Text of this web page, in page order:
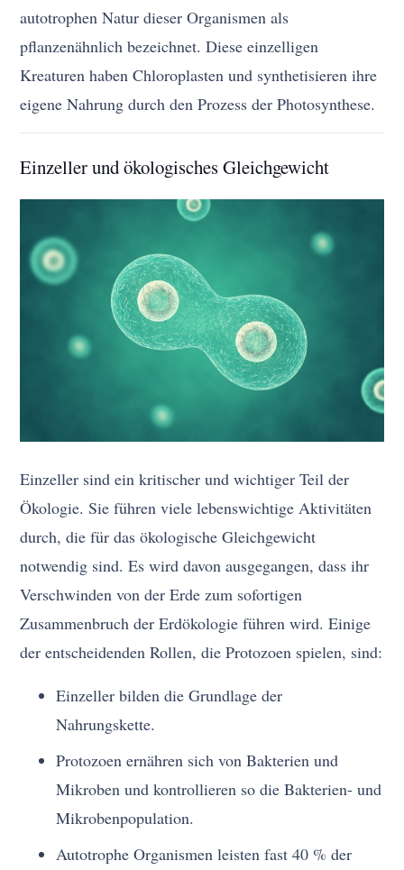
autotrophen Natur dieser Organismen als
pflanzenähnlich bezeichnet. Diese einzelligen
Kreaturen haben Chloroplasten und synthetisieren ihre
eigene Nahrung durch den Prozess der Photosynthese.
Einzeller und ökologisches Gleichgewicht
Einzeller sind ein kritischer und wichtiger Teil der
Ökologie. Sie führen viele lebenswichtige Aktivitäten
durch, die für das ökologische Gleichgewicht
notwendig sind. Es wird davon ausgegangen, dass ihr
Verschwinden von der Erde zum sofortigen
Zusammenbruch der Erdökologie führen wird. Einige
der entscheidenden Rollen, die Protozoen spielen, sind:
Einzeller bilden die Grundlage der
Nahrungskette.
Protozoen ernähren sich von Bakterien und
Mikroben und kontrollieren so die Bakterien- und
Mikrobenpopulation.
Autotrophe Organismen leisten fast 40 % der